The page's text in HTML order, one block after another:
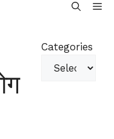
Categories